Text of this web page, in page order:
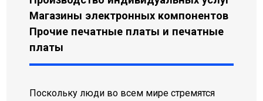
Магазины электронных компонентов
Прочие печатные платы и печатные
платы
Поскольку люди во всем мире стремятся